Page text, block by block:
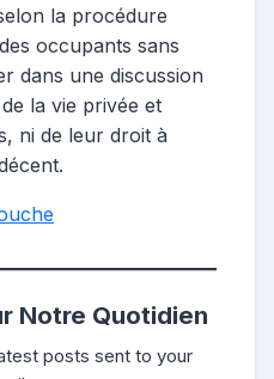
la procédure
occupants sans
dans une discussion
la vie privée et
ni de leur droit à
Notre Quotidien
posts sent to your